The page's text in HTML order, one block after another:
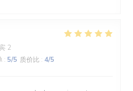
2
: 5/5 质价比 : 4/5